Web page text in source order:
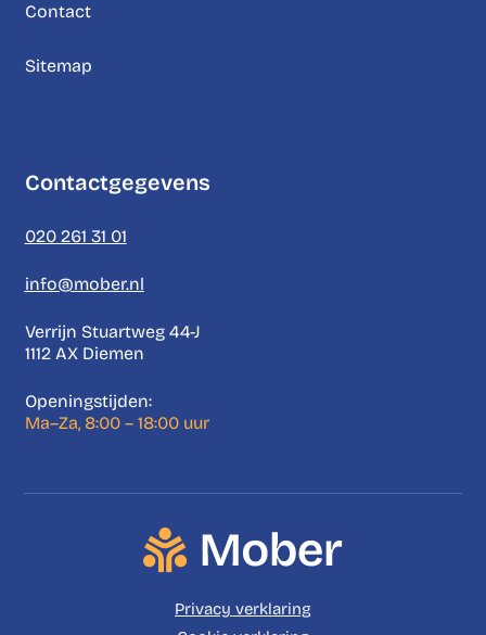
Contact
Sitemap
Contactgegevens
020 261 31 01
info@mober.nl
Verrijn Stuartweg 44-J
1112 AX Diemen
Openingstijden:
Ma–Za, 8:00 – 18:00 uur
Privacy verklaring